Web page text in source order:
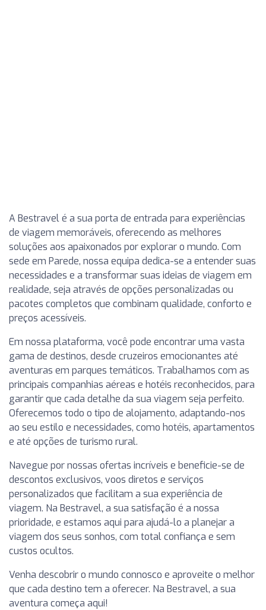
A Bestravel é a sua porta de entrada para experiências
de viagem memoráveis, oferecendo as melhores
soluções aos apaixonados por explorar o mundo. Com
sede em Parede, nossa equipa dedica-se a entender suas
necessidades e a transformar suas ideias de viagem em
realidade, seja através de opções personalizadas ou
pacotes completos que combinam qualidade, conforto e
preços acessíveis.
Em nossa plataforma, você pode encontrar uma vasta
gama de destinos, desde cruzeiros emocionantes até
aventuras em parques temáticos. Trabalhamos com as
principais companhias aéreas e hotéis reconhecidos, para
garantir que cada detalhe da sua viagem seja perfeito.
Oferecemos todo o tipo de alojamento, adaptando-nos
ao seu estilo e necessidades, como hotéis, apartamentos
e até opções de turismo rural.
Navegue por nossas ofertas incríveis e beneficie-se de
descontos exclusivos, voos diretos e serviços
personalizados que facilitam a sua experiência de
viagem. Na Bestravel, a sua satisfação é a nossa
prioridade, e estamos aqui para ajudá-lo a planejar a
viagem dos seus sonhos, com total confiança e sem
custos ocultos.
Venha descobrir o mundo connosco e aproveite o melhor
que cada destino tem a oferecer. Na Bestravel, a sua
aventura começa aqui!